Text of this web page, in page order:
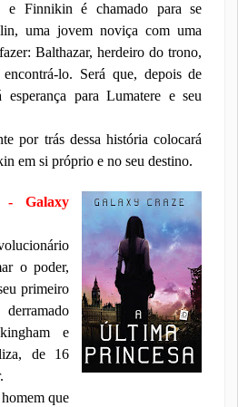
e Finnikin é chamado para se
uma jovem noviça com uma
Balthazar, herdeiro do trono,
lo. Será que, depois de
para Lumatere e seu
por trás dessa história colocará
em si próprio e no seu destino.
- Galaxy
o poder,
primeiro
e
de 16
que